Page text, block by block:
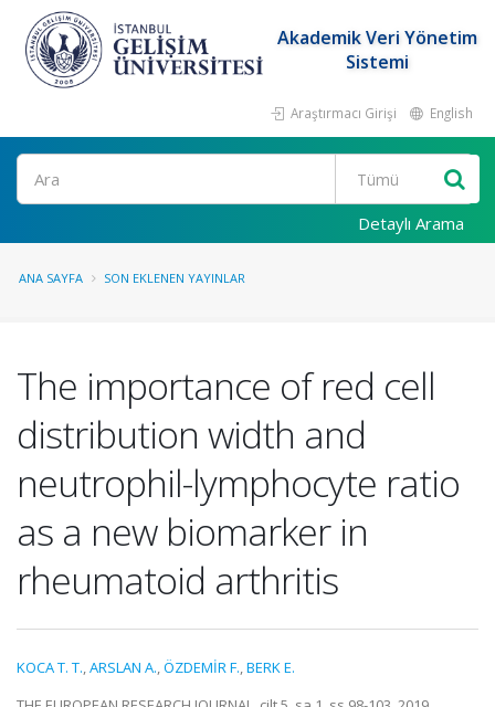
Akademik Veri Yönetim
Sistemi
Araştırmacı Girişi English
Ara
Detaylı Arama
ANA SAYFA SON EKLENEN YAYINLAR
The importance of red cell
distribution width and
neutrophil-lymphocyte ratio
as a new biomarker in
rheumatoid arthritis
KOCA T. T.,ARSLAN A.,ÖZDEMİR F.,BERK E.